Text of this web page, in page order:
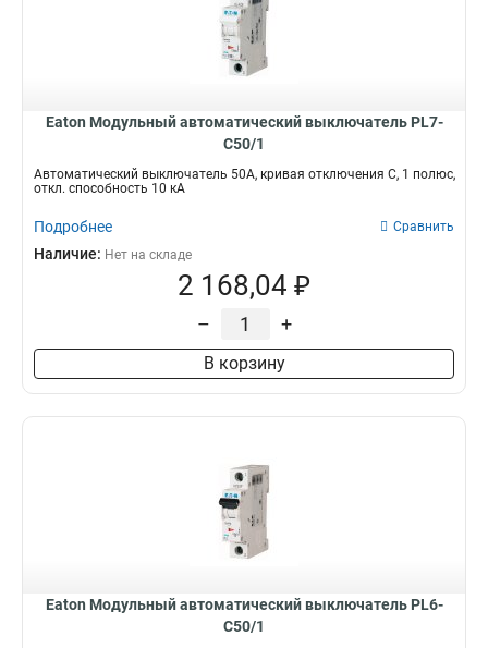
Eaton Модульный автоматический выключатель PL7-
C50/1
Автоматический выключатель 50А, кривая отключения С, 1 полюс,
откл. способность 10 кА
Подробнее Сравнить
Наличие: Нет на складе
2 168,04 ₽
– +
В корзину
Eaton Модульный автоматический выключатель PL6-
C50/1